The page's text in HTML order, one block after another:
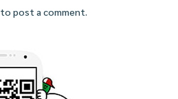
to post a comment.